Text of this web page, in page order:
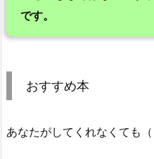
です。
おすすめ本
あなたがしてくれなくても（